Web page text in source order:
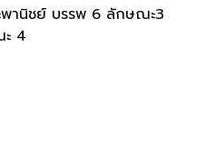
านิชย์ บรรพ 6 ลักษณะ3
4